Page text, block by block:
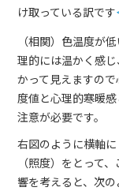
け取っている訳です
（相関）色温度が
理的には温かく感
かって見えますの
度値と心理的寒暖
注意が必要です。
右図のように横軸
（照度）をとって
響を考えると、次の